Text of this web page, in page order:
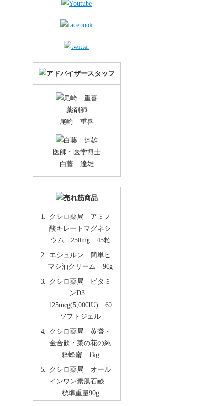
薬剤師
尾崎 重喜
医師・医学博士
白藤 達雄
クシロ薬局 アミノ
酸キレートマグネシ
ウム 250mg 45粒
エシュルン 簡単ヒ
マシ油クリーム 90g
クシロ薬局 ビタミ
ンD3
125mcg(5,000IU) 60
ソフトジェル
クシロ薬局 黄耆・
金合歓・菜の花の純
粋蜂蜜 1kg
クシロ薬局 オール
インワン素肌石鹸
標準重量90g